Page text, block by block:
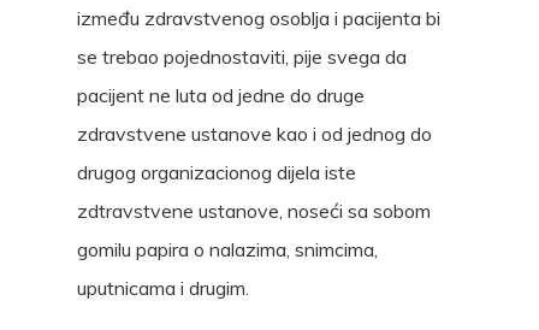
između zdravstvenog osoblja i pacijenta bi
se trebao pojednostaviti, pije svega da
pacijent ne luta od jedne do druge
zdravstvene ustanove kao i od jednog do
drugog organizacionog dijela iste
zdtravstvene ustanove, noseći sa sobom
gomilu papira o nalazima, snimcima,
uputnicama i drugim.